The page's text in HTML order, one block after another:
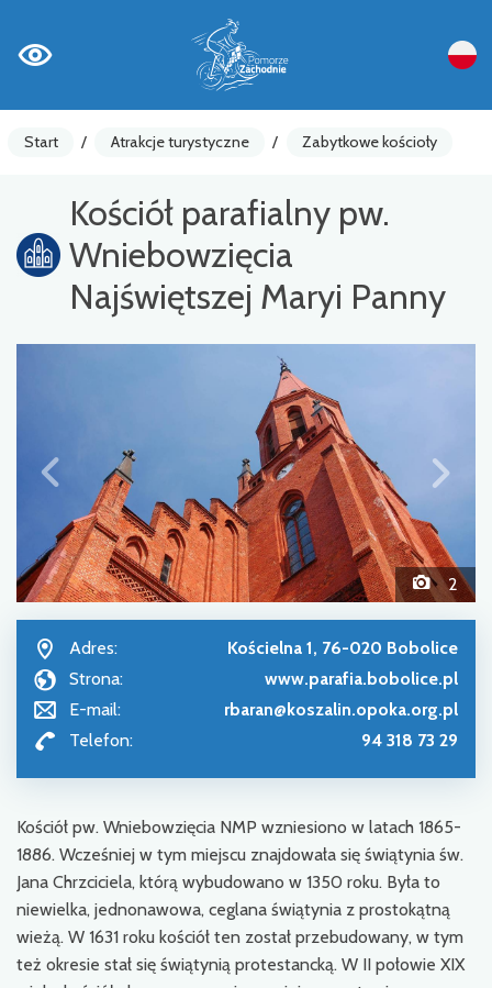
Start / Atrakcje turystyczne / Zabytkowe kościoły
Kościół parafialny pw.
Wniebowzięcia
Najświętszej Maryi Panny
2
Adres:
Kościelna 1, 76-020 Bobolice
Strona:
www.parafia.bobolice.pl
E-mail:
rbaran@koszalin.opoka.org.pl
Telefon:
94 318 73 29
Kościół pw. Wniebowzięcia NMP wzniesiono w latach 1865-
1886. Wcześniej w tym miejscu znajdowała się świątynia św.
Jana Chrzciciela, którą wybudowano w 1350 roku. Była to
niewielka, jednonawowa, ceglana świątynia z prostokątną
wieżą. W 1631 roku kościół ten został przebudowa­ny, w tym
też okresie stał się świątynią protestancką. W II połowie XIX